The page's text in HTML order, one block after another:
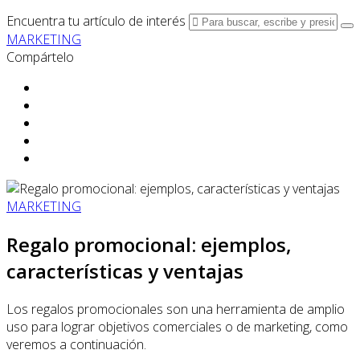
Encuentra tu artículo de interés
MARKETING
Compártelo
MARKETING
Regalo promocional: ejemplos,
características y ventajas
Los regalos promocionales son una herramienta de amplio
uso para lograr objetivos comerciales o de marketing, como
veremos a continuación.